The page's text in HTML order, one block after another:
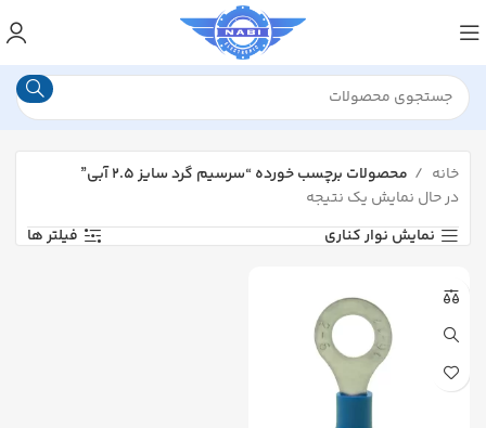
خانه
محصولات برچسب خورده “سرسیم گرد سایز ۲.۵ آبی”
در حال نمایش یک نتیجه
نمایش نوار کناری
فیلتر ها